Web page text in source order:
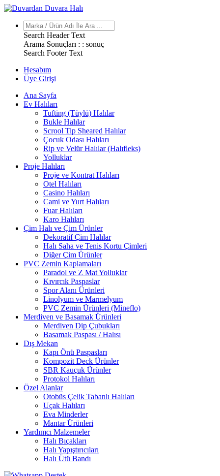
Search Header Text
Arama Sonuçları : : sonuç
Search Footer Text
Hesabım
Üye Girişi
Ana Sayfa
Ev Halıları
Tufting (Tüylü) Halılar
Bukle Halılar
Scrool Tip Sheared Halılar
Çocuk Odası Halıları
Rip ve Velür Halılar (Halıfleks)
Yolluklar
Proje Halıları
Proje ve Kontrat Halıları
Otel Halıları
Casino Halıları
Cami ve Yurt Halıları
Fuar Halıları
Karo Halıları
Çim Halı ve Çim Ürünler
Dekoratif Çim Halılar
Halı Saha ve Tenis Kortu Çimleri
Diğer Çim Ürünler
PVC Zemin Kaplamaları
Paradol ve Z Mat Yolluklar
Kıvırcık Paspaslar
Spor Alanı Ürünleri
Linolyum ve Marmelyum
PVC Zemin Ürünleri (Mineflo)
Merdiven ve Basamak Ürünleri
Merdiven Dip Çubukları
Basamak Paspası / Halısı
Dış Mekan
Kapı Önü Paspasları
Kompozit Deck Ürünler
SBR Kauçuk Ürünler
Protokol Halıları
Özel Alanlar
Otobüs Çelik Tabanlı Halıları
Uçak Halıları
Eva Minderler
Mantar Ürünleri
Yardımcı Malzemeler
Halı Bıçakları
Halı Yapıştırıcıları
Halı Ütü Bandı